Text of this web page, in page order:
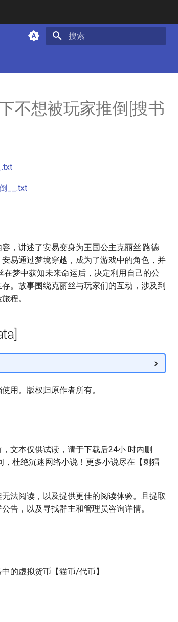
不想被玩家推倒[搜书
__.txt
，讲述了安易变身为王国公主克丽丝·路德
易通过梦境穿越，成为了游戏中的角色，并
梦中获知未来命运后，决定利用自己的公
。故事围绕克丽丝与玩家们的互动，涉及到
程。
用。版权归原作者所有。
文本仅供试读，请于下载后24小 时内删
杜绝沉迷网络小说！更多小说尽在【刺猬
法阅读，以及提供更佳的阅读体验。且提取
告，以及寻找群主和管理员咨询详情。
的虚拟货币【猫币/代币】